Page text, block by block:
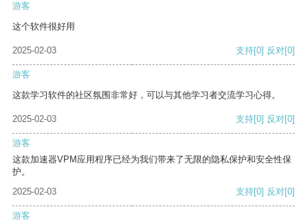
游客
这个软件很好用
2025-02-03 支持[0] 反对[0]
游客
这款学习软件的社区氛围非常好，可以与其他学习者交流学习心得。
2025-02-03 支持[0] 反对[0]
游客
这款加速器VPM应用程序已经为我们带来了无限的隐私保护和安全性保
护。
2025-02-03
支持[0] 反对[0]
游客